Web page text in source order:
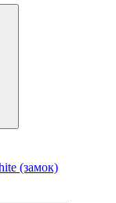
(замок)